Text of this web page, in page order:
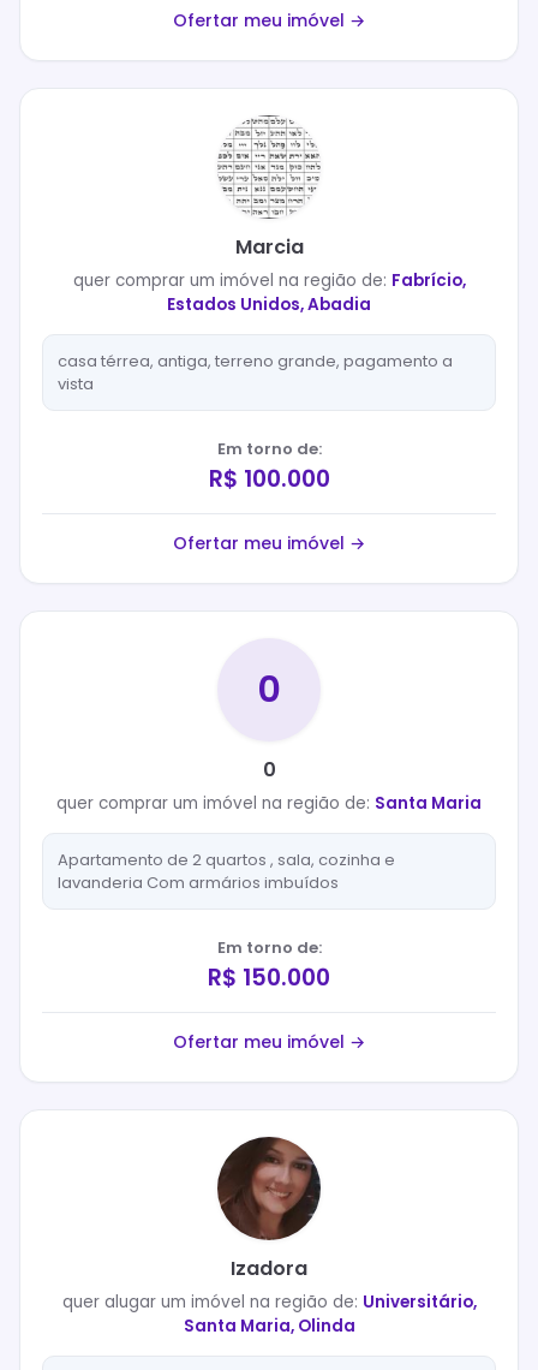
Ofertar meu imóvel →
Marcia
quer comprarum imóvel na região de: Fabrício,
Estados Unidos, Abadia
casa térrea, antiga, terreno grande, pagamento a
vista
Em torno de:
R$ 100.000
Ofertar meu imóvel →
0
0
quer comprar um imóvel na região de: Santa Maria
Apartamento de 2 quartos , sala, cozinha e
lavanderia Com armários imbuídos
Em torno de:
R$ 150.000
Ofertar meu imóvel →
Izadora
quer alugarum imóvel na região de: Universitário,
Santa Maria, Olinda